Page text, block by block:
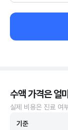
수액 가격은 얼
실제 비용은 진료 여
기준